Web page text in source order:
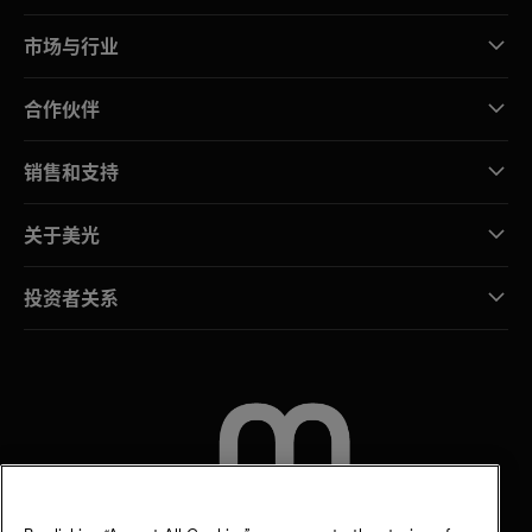
市场与行业
合作伙伴
销售和支持
关于美光
投资者关系